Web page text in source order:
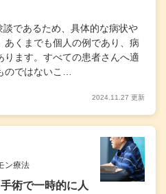
であるため、具体的な病状や
くまでも個人の例であり、病
ます。すべての患者さんへ適
のではないこ…
2024.11.27 更新
ン療法
術で一時的に人